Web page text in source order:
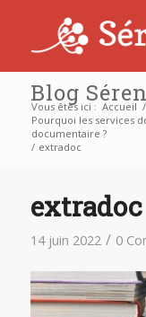
Blog
Vous êtes ici : Accueil /
Pourquoi les services
documentaire ?
/ extradoc
extradoc
14 juin 2022 / 0